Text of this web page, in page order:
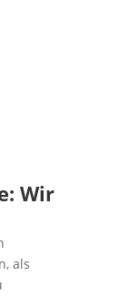
Wir
als